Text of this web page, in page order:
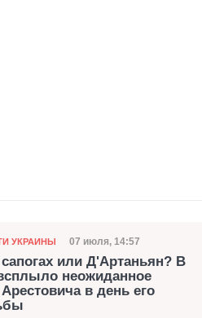
УКРАИНЫ Дата публикации
07 июля, 14:57
сапогах или Д'Артаньян? В
неожиданное
в день его